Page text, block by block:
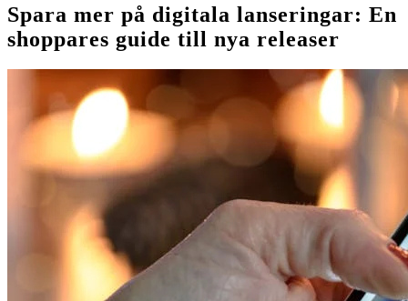
Spara‍‌‍‍‌ mer på digitala lanseringar: En
shoppares guide till nya releaser